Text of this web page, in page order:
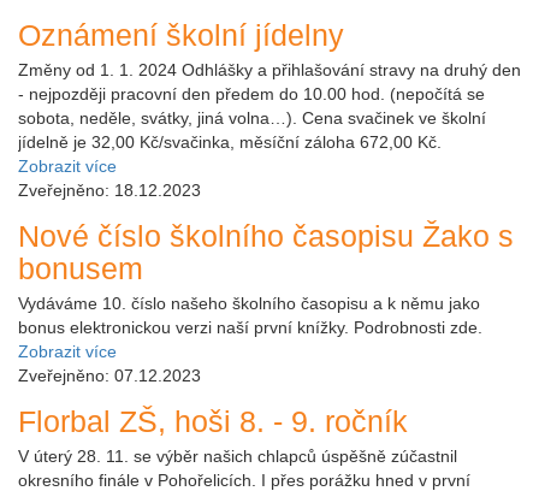
Oznámení školní jídelny
Změny od 1. 1. 2024 Odhlášky a přihlašování stravy na druhý den
- nejpozději pracovní den předem do 10.00 hod. (nepočítá se
sobota, neděle, svátky, jiná volna…). Cena svačinek ve školní
jídelně je 32,00 Kč/svačinka, měsíční záloha 672,00 Kč.
Zobrazit více
Zveřejněno: 18.12.2023
Nové číslo školního časopisu Žako s
bonusem
Vydáváme 10. číslo našeho školního časopisu a k němu jako
bonus elektronickou verzi naší první knížky. Podrobnosti zde.
Zobrazit více
Zveřejněno: 07.12.2023
Florbal ZŠ, hoši 8. - 9. ročník
V úterý 28. 11. se výběr našich chlapců úspěšně zúčastnil
okresního finále v Pohořelicích. I přes porážku hned v první